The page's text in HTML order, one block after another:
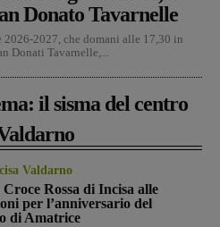
Donato Tavarnelle
2026-2027, che domani alle 17,30 in
Donati Tavarnelle,...
il sisma del centro
Valdarno
Rossa di Incisa alle
per l’anniversario del
di Amatrice